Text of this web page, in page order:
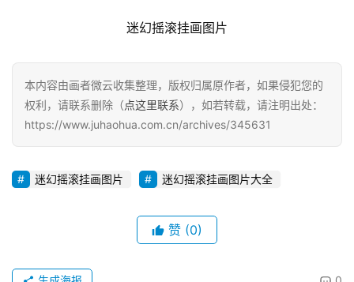
迷幻摇滚挂画图片
本内容由画者微云收集整理，版权归属原作者，如果侵犯您的
权利，请联系删除（点这里联系），如若转载，请注明出处：
https://www.juhaohua.com.cn/archives/345631
迷幻摇滚挂画图片 迷幻摇滚挂画图片大全
赞 (0)